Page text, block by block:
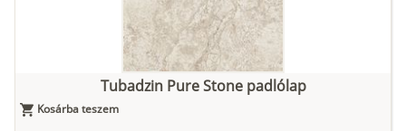
Tubadzin Pure Stone padlólap
Kosárba teszem